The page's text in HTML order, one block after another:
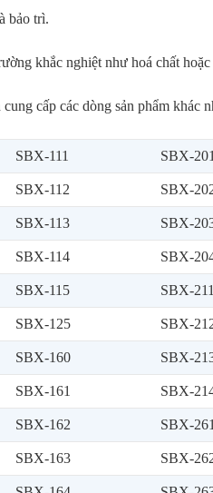
bảo trì.
khắc nghiệt như hoá chất
cung cấp các dòng sản phẩm khác
SBX-111 SBX-201
SBX-112 SBX-
SBX-113 SBX-
SBX-114 SBX-
SBX-115 SBX-211
SBX-125 SBX-
SBX-160 SBX-
SBX-161 SBX-
SBX-162 SBX-261
SBX-163 SBX-